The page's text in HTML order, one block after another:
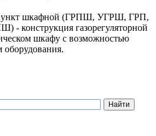
пункт шкафной (ГРПШ, УГРШ, ГРП,
конструкция газорегуляторной
шкафу с возможностью
оборудования.